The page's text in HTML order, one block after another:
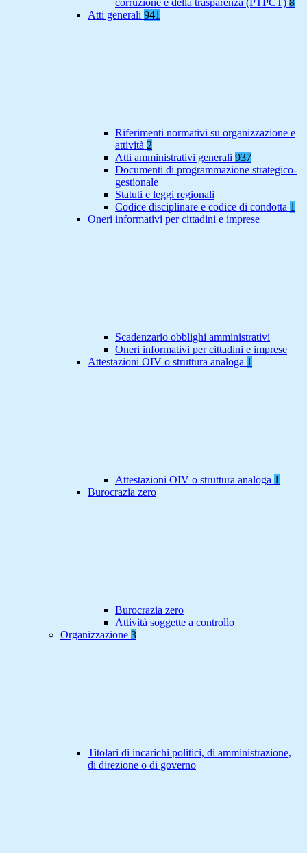
corruzione e della trasparenza (PTPCT) 8
Atti generali 941
Riferimenti normativi su organizzazione e
attività 2
Atti amministrativi generali 937
Documenti di programmazione strategico-
gestionale
Statuti e leggi regionali
Codice disciplinare e codice di condotta 1
Oneri informativi per cittadini e imprese
Scadenzario obblighi amministrativi
Oneri informativi per cittadini e imprese
Attestazioni OIV o struttura analoga 1
Attestazioni OIV o struttura analoga 1
Burocrazia zero
Burocrazia zero
Attività soggette a controllo
Organizzazione 3
Titolari di incarichi politici, di amministrazione,
di direzione o di governo